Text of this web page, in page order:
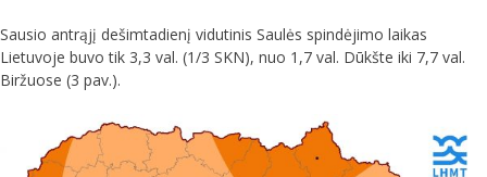
Sausio antrąjį dešimtadienį vidutinis Saulės spindėjimo laikas
Lietuvoje buvo tik 3,3 val. (1/3 SKN), nuo 1,7 val. Dūkšte iki 7,7 val.
Biržuose (3 pav.).